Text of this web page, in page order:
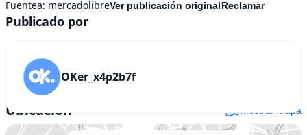
Fuentea: mercadolibreVer publicación originalReclamar
Publicado por
OKer_x4p2b7f
Ubicación Mostrar mapa